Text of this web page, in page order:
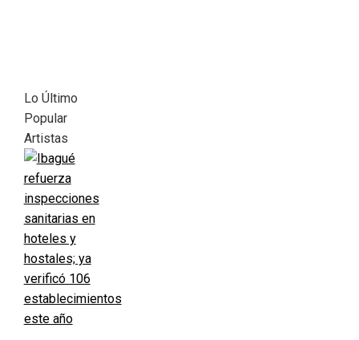
Lo Último
Popular
Artistas